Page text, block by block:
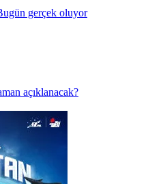
gerçek oluyor
açıklanacak?